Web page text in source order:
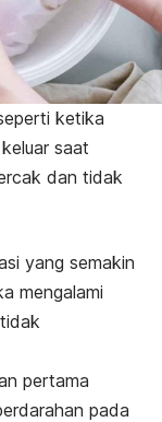
ketika
saat
dan tidak
yang semakin
mengalami
pertama
pada